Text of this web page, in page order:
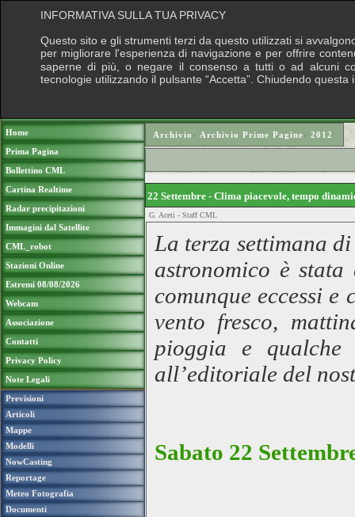
Home
Prima Pagina
Bollettino CML
Cartina Realtime
Radar precipitazioni
Immagini dal Satellite
CML_robot
Stazioni Online
Estremi 08/08/2026
Webcam
Associazione
Contatti
Privacy Policy
Note Legali
Previsioni
Articoli
Mappe
Modelli
NowCasting
Reportage
Meteo Fotografia
Documenti
Archivio › Archivio Prime Pagine› 2012
22 Settembre - Clima piacevole, tempo
G. Aceti - Staff CML
La terza settimana
astronomico è stata
comunque eccessi
vento fresco,
pioggia e qualche
all’editoriale del
Sabato 22
INFORMATIVA SULLA TUA PRIVACY
Questo sito e gli strumenti terzi da questo utilizzati si
per migliorare l'esperienza di navigazione e per offrire
saperne di più, o negare il consenso a tutti o ad alcuni
tecnologie utilizzando il pulsante “Accetta”. Chiudendo